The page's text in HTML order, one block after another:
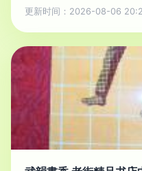
更新时间：2026-08-06